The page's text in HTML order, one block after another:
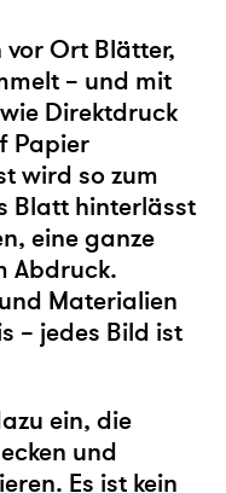
Ort Blätter,
– und mit
Direktdruck
Papier
wird so zum
Blatt hinterlässt
eine ganze
Abdruck.
Materialien
– jedes Bild ist
ein, die
und
Es ist kein